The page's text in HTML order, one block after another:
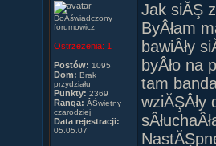
DoÂświadczony
forumowicz
Ostrzeżenia: 1
Postów: 1095
Dom: Brak
przydziału
Punkty: 2369
Ranga: ÂŚwietny
czarodziej
Data rejestracji:
05.05.07
Jak siĂŞ
ByÂłam
bawiÂły
byÂło na
tam